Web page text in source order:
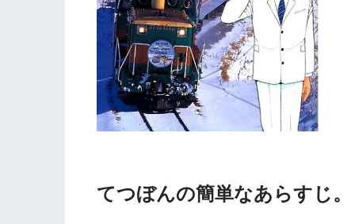
てつぼんの簡単なあらすじ。